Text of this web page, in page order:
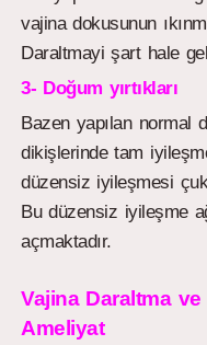
vajina dokusunun
Daraltmayi şart hale
3- Doğum yırtıkları
Bazen yapılan normal
dikişlerinde tam
düzensiz iyileşmesi
Bu düzensiz iyileşme
açmaktadır.
Vajina Daraltma
Ameliyat